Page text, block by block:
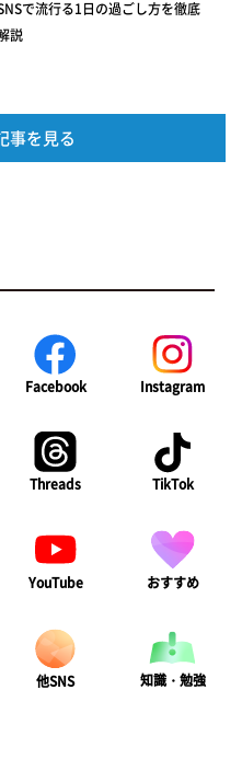
で流行る1日の過ごし方を徹底
説
事を見る
Facebook Instagram
Threads TikTok
YouTube おすすめ
他SNS 知識・勉強